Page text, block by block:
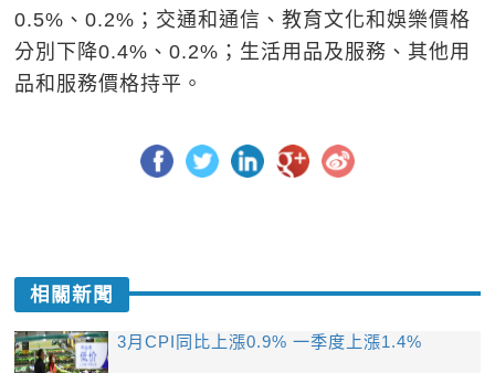
0.5%、0.2%；交通和通信、教育文化和娛樂價格
分別下降0.4%、0.2%；生活用品及服務、其他用
品和服務價格持平。
相關新聞
3月CPI同比上漲0.9% 一季度上漲1.4%